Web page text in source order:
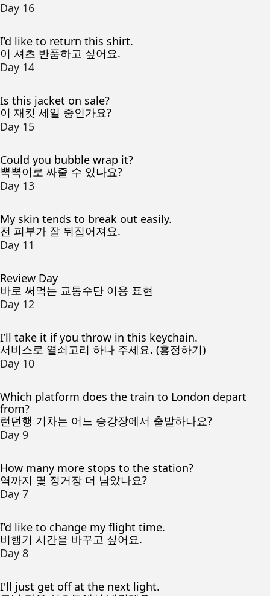
Day 16
I’d like to return this shirt.
이 셔츠 반품하고 싶어요.
Day 14
Is this jacket on sale?
이 재킷 세일 중인가요?
Day 15
Could you bubble wrap it?
뽁뽁이로 싸줄 수 있나요?
Day 13
My skin tends to break out easily.
전 피부가 잘 뒤집어져요.
Day 11
Review Day
바로 써먹는 교통수단 이용 표현
Day 12
I’ll take it if you throw in this keychain.
서비스로 열쇠고리 하나 주세요. (흥정하기)
Day 10
Which platform does the train to London depart
from?
런던행 기차는 어느 승강장에서 출발하나요?
Day 9
How many more stops to the station?
역까지 몇 정거장 더 남았나요?
Day 7
I’d like to change my flight time.
비행기 시간을 바꾸고 싶어요.
Day 8
I'll just get off at the next light.